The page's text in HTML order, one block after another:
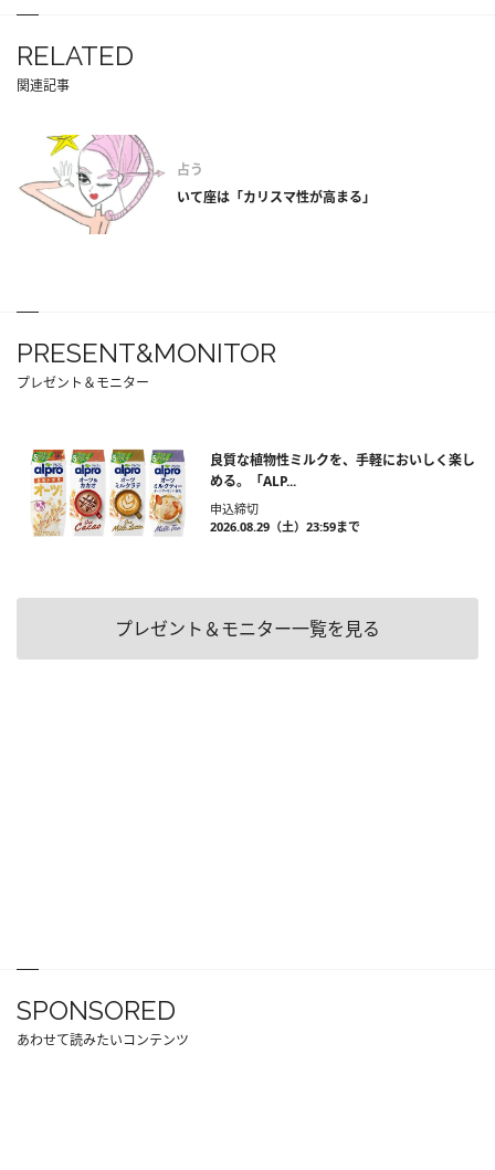
RELATED
関連記事
占う
いて座は「カリスマ性が高まる」
PRESENT&MONITOR
プレゼント＆モニター
良質な植物性ミルクを、手軽においしく楽し
める。「ALP...
申込締切
2026.08.29（土）23:59まで
プレゼント＆モニター一覧を見る
SPONSORED
あわせて読みたいコンテンツ